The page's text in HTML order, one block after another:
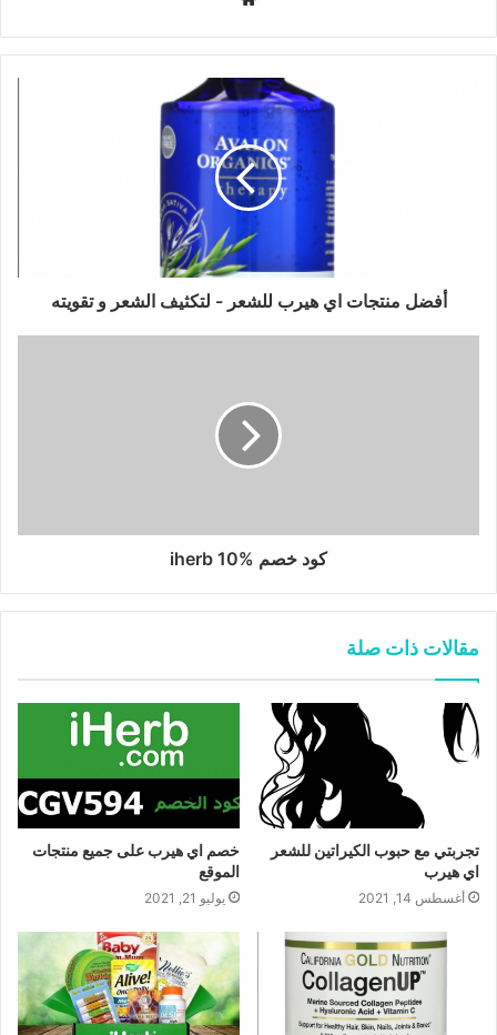
أفضل منتجات اي هيرب للشعر - لتكثيف الشعر و تقويته
كود خصم iherb 10%
مقالات ذات صلة
تجربتي مع حبوب الكيراتين للشعر
اي هيرب
أغسطس 14, 2021
خصم اي هيرب على جميع منتجات
الموقع
يوليو 21, 2021